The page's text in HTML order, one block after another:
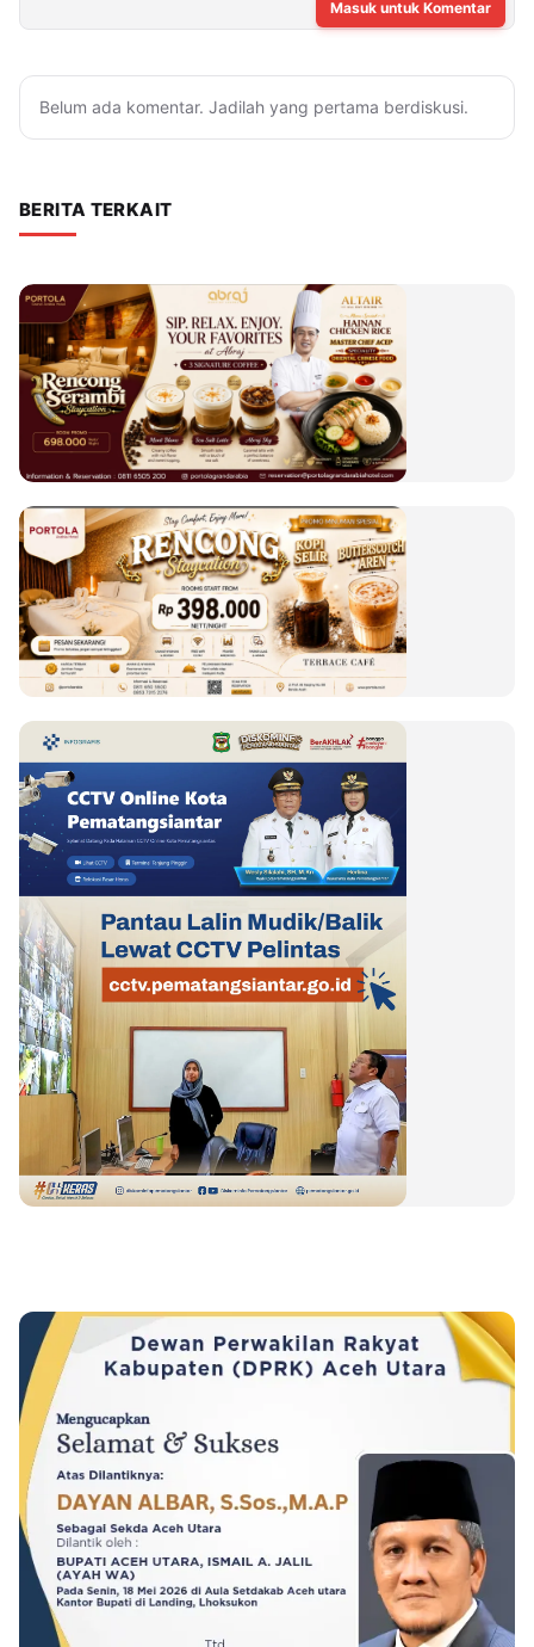
Masuk untuk Komentar
Belum ada komentar. Jadilah yang pertama berdiskusi.
BERITA TERKAIT